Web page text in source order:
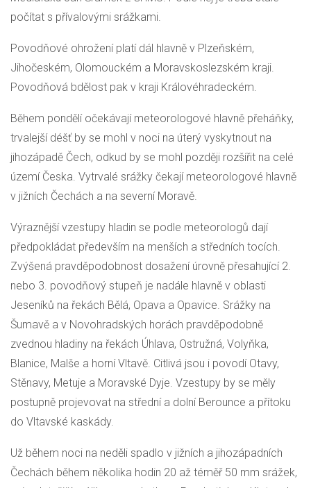
počítat s přívalovými srážkami.
Povodňové ohrožení platí dál hlavně v Plzeňském,
Jihočeském, Olomouckém a Moravskoslezském kraji.
Povodňová bdělost pak v kraji Královéhradeckém.
Během pondělí očekávají meteorologové hlavně přeháňky,
trvalejší déšť by se mohl v noci na úterý vyskytnout na
jihozápadě Čech, odkud by se mohl později rozšířit na celé
území Česka. Vytrvalé srážky čekají meteorologové hlavně
v jižních Čechách a na severní Moravě.
Výraznější vzestupy hladin se podle meteorologů dají
předpokládat především na menších a středních tocích.
Zvýšená pravděpodobnost dosažení úrovně přesahující 2.
nebo 3. povodňový stupeň je nadále hlavně v oblasti
Jeseníků na řekách Bělá, Opava a Opavice. Srážky na
Šumavě a v Novohradských horách pravděpodobně
zvednou hladiny na řekách Úhlava, Ostružná, Volyňka,
Blanice, Malše a horní Vltavě. Citlivá jsou i povodí Otavy,
Stěnavy, Metuje a Moravské Dyje. Vzestupy by se měly
postupně projevovat na střední a dolní Berounce a přítoku
do Vltavské kaskády.
Už během noci na neděli spadlo v jižních a jihozápadních
Čechách během několika hodin 20 až téměř 50 mm srážek,